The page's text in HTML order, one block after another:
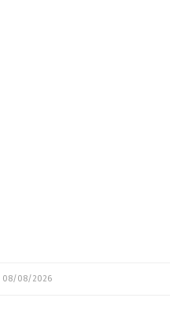
08/08/2026